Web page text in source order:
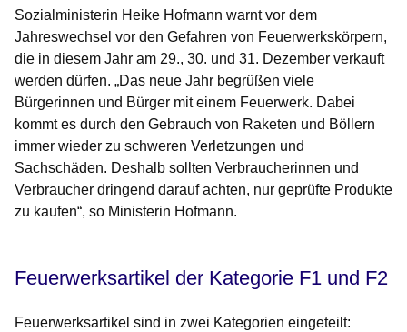
Sozialministerin Heike Hofmann warnt vor dem
Jahreswechsel vor den Gefahren von Feuerwerkskörpern,
die in diesem Jahr am 29., 30. und 31. Dezember verkauft
werden dürfen. „Das neue Jahr begrüßen viele
Bürgerinnen und Bürger mit einem Feuerwerk. Dabei
kommt es durch den Gebrauch von Raketen und Böllern
immer wieder zu schweren Verletzungen und
Sachschäden. Deshalb sollten Verbraucherinnen und
Verbraucher dringend darauf achten, nur geprüfte Produkte
zu kaufen“, so Ministerin Hofmann.
Feuerwerksartikel der Kategorie F1 und F2
Feuerwerksartikel sind in zwei Kategorien eingeteilt: